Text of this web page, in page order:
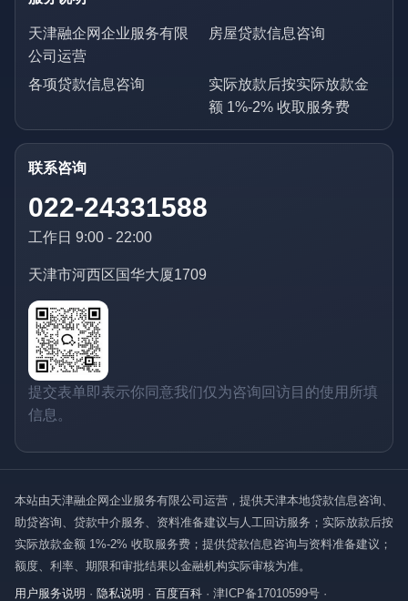
天津融企网企业服务有限
公司运营
房屋贷款信息咨询
各项贷款信息咨询
实际放款后按实际放款金
额 1%-2% 收取服务费
联系咨询
022-24331588
工作日 9:00 - 22:00
天津市河西区国华大厦1709
提交表单即表示你同意我们仅为咨询回访目的使用所填
信息。
本站由天津融企网企业服务有限公司运营，提供天津本地贷款信息咨询、
助贷咨询、贷款中介服务、资料准备建议与人工回访服务；实际放款后按
实际放款金额 1%-2% 收取服务费；提供贷款信息咨询与资料准备建议；
额度、利率、期限和审批结果以金融机构实际审核为准。
用户服务说明 · 隐私说明 · 百度百科 · 津ICP备17010599号 ·